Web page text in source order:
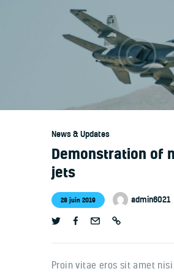
Qui sommes nous
Notre flotte
Contacts
Portfolio
News & Updates
Demonstration of
jets
28 juin 2019 admin6021
Proin vitae eros sit amet